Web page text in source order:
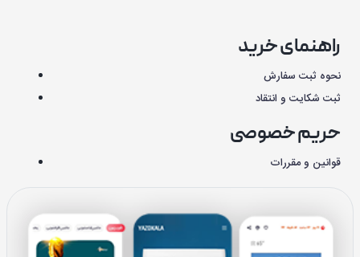
راهنمای خرید
نحوه ثبت سفارش
ثبت شکایت و انتقاد
حریم خصوصی
قوانین و مقررات